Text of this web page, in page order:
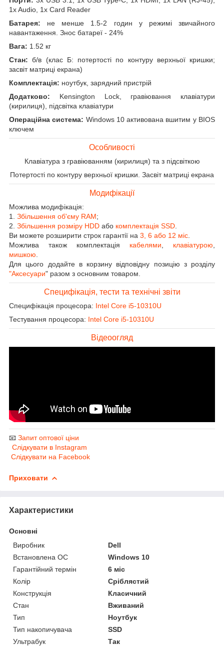
1x Audio, 1x Card Reader
Батарея: не менше 1.5-2 годин у режимі звичайного
навантаження. Знос батареї - 24%
Вага: 1.52 кг
Стан: б/в (клас Б: потертості по контуру верхньої кришки;
засвіт матриці екрана)
Комплектація: ноутбук, зарядний пристрій
Додатково: Kensington Lock, гравіювання клавіатури
(кирилиця), підсвітка клавіатури
Операційна система: Windows 10 активована вшитим у BIOS
ключем
Особливості
Клавіатура з гравіюванням (кирилиця) та з підсвіткою
Потертості по контуру верхньої кришки. Засвіт матриці екрана
Модифікації
Можлива модифікація:
1. Збільшення об'єму RAM;
2. Збільшення розміру HDD або комплектація SSD
Ви можете розширити строк гарантії на 3, 6 або 12 міс
Можлива також комплектація кабелями клавіатурою
мишкою
Для цього додайте в корзину відповідну позицію з розділу
"Аксесуари" разом з основним товаром.
Специфікація, тести та технічні звіти
Специфікація процесора: Intel Core i5-10310U
Тестування процесора: Intel Core i5-10310U
Відеоогляд
📧 Запит оптової ціни
Слідкувати в Instagram
Слідкувати на Facebook
Приховати
Характеристики
Основні
Виробник
Dell
Встановлена ОС
Windows 10
Гарантійний термін
6 міс
Колір
Сріблястий
Конструкція
Класичний
Стан
Вживаний
Тип
Ноутбук
Тип накопичувача
SSD
Ультрабук
Так